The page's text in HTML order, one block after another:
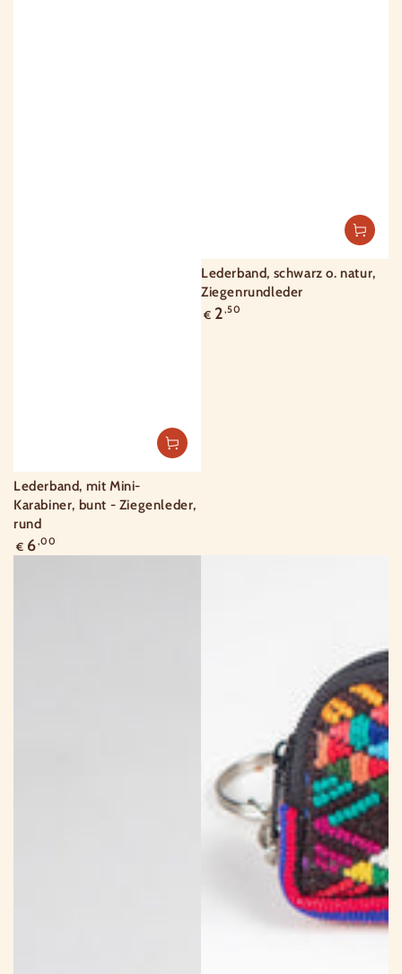
Lederband, mit Mini-
Karabiner, bunt - Ziegenleder,
rund
Regulärer
Preis
€ 6,00
Lederband, schwarz o. natur,
Ziegenrundleder
Regulärer
€ 2,50